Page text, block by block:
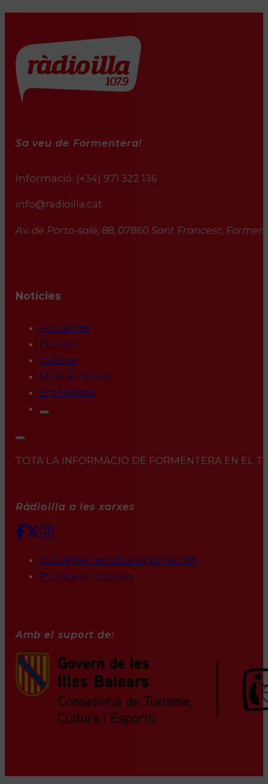
Sa veu de Formentera!
Informació: (+34) 971 322 136
info@radioilla.cat
Av. de Porto-salè, 88, 07860 Sant Francesc,
Notícies
Actualitat
Esports
Cultura
Medi Ambient
Entrevistes
TOTA LA INFORMACIÓ DE FORMENTERA EN EL
Ràdioilla a les xarxes
Avís legal i política de privacitat
Política de cookies
Amb el suport de: